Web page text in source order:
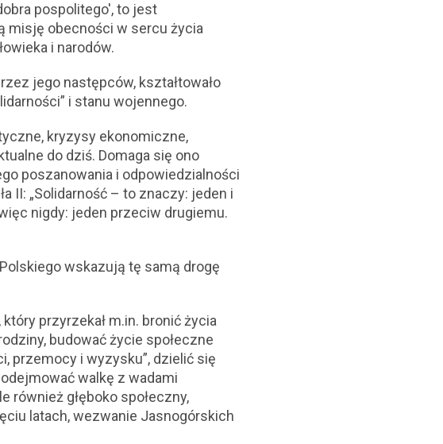
pospolitego', to jest
misję obecności w sercu życia
i narodów.
jego następców, kształtowało
i stanu wojennego.
kryzysy ekonomiczne,
do dziś. Domaga się ono
poszanowania i odpowiedzialności
II: „Solidarność – to znaczy: jeden i
nigdy: jeden przeciw drugiemu.
wskazują tę samą drogę
przyrzekał m.in. bronić życia
budować życie społeczne
przemocy i wyzysku”, dzielić się
walkę z wadami
również głęboko społeczny,
latach, wezwanie Jasnogórskich